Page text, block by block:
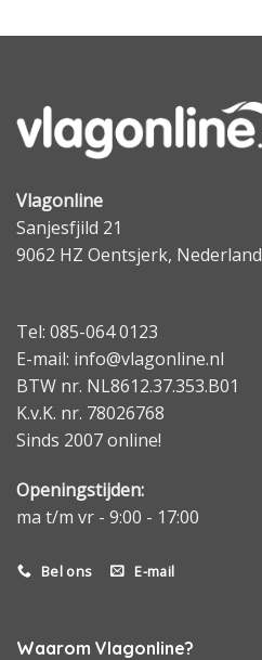
Vlagonline
Sanjesfjild 21
9062 HZ Oentsjerk, Nederland
Tel: 085-064 0123
E-mail: info@vlagonline.nl
BTW nr. NL8612.37.353.B01
K.v.K. nr. 78026768
Sinds 2007 online!
Openingstijden:
ma t/m vr - 9:00 - 17:00
Bel ons E-mail
Waarom Vlagonline?